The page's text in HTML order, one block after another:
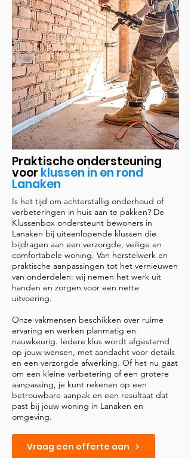
Praktische ondersteuning
voorklussen in en rond
Lanaken
Is het tijd om achterstallig onderhoud of
verbeteringen in huis aan te pakken? De
Klussenbox ondersteunt bewoners in
Lanaken bij uiteenlopende klussen die
bijdragen aan een verzorgde, veilige en
comfortabele woning. Van herstelwerk en
praktische aanpassingen tot het vernieuwen
van onderdelen: wij nemen het werk uit
handen en zorgen voor een nette
uitvoering.
Onze vakmensen beschikken over ruime
ervaring en werken planmatig en
nauwkeurig. Iedere klus wordt afgestemd
op jouw wensen, met aandacht voor details
en een verzorgde afwerking. Of het nu gaat
om een kleine verbetering of een grotere
aanpassing, je kunt rekenen op een
betrouwbare aanpak en een resultaat dat
past bij jouw woning in Lanaken en
omgeving.
Vraag een offerte aan